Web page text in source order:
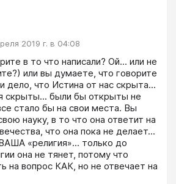
2019 г. в 04:08
в то что написали? Ой... или не
или вы думаете, что говорите
дело, что Истина от нас скрыта...
скрыты... были бы открыты не
стало бы на свои места. Вы
науку, в то что она ответит на
что она пока не делает...
«религия»... только до
она не тянет, потому что
на вопрос КАК, но не отвечает на